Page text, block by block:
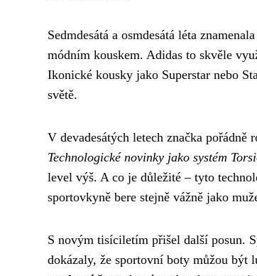
Sedmdesátá a osmdesátá léta
módním kouskem. Adidas to skvěle
Ikonické kousky jako Superstar nebo
světě.
V devadesátých letech značka
Technologické novinky jako systém
level výš. A co je důležité – tyto
sportovkyně bere stejně vážně jako
S novým tisíciletím přišel další posun.
dokázaly, že sportovní boty můžou být